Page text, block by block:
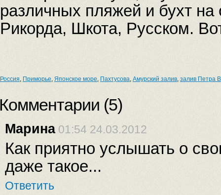
различных пляжей и бухт на
Рикорда, Шкота, Русском.
Россия, Приморье, Японское море, Пахтусова, Амурский залив, залив Петра
(5)
Марина 01:54 24.03.2012
Как приятно услышать о
даже такое...
Ответить